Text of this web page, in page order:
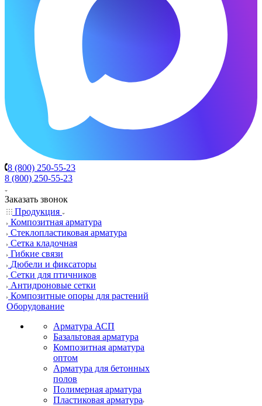
8 (800) 250-55-23
8 (800) 250-55-23
Заказать звонок
Продукция
Композитная арматура
Cтеклопластиковая арматура
Сетка кладочная
Гибкие связи
Дюбели и фиксаторы
Сетки для птичников
Антидроновые сетки
Композитные опоры для растений
Оборудование
Арматура АСП
Базальтовая арматура
Композитная арматура
оптом
Арматура для бетонных
полов
Полимерная арматура
Пластиковая арматура